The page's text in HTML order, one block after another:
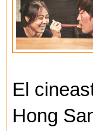
El
Hong